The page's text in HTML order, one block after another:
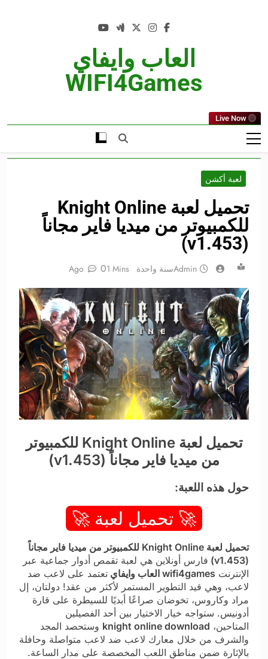
العاب وايفاي
WIFI4Games
Live Now
لعبة أكشن
تحميل لعبة Knight Online
للكمبيوتر من ميديا فاير مجاناً
(v1.453)
Adminسنة واحدة Ago 01 Mins
تحميل لعبة Knight Online للكمبيوتر
من ميديا فاير مجاناً (v1.453)
حول هذه اللعبة:
🚀 تحميل لعبة 🚀
تحميل لعبة Knight Online للكمبيوتر من ميديا فاير مجاناً
(v1.453)
فارس أونلاين هي لعبة تقمص أدوار جماعية عبر
الإنترنت wifi4games العاب وايفاي
تعتمد على لاعب ضد
لاعب، وهي قيد التطوير المستمر لأكثر من عقد! دولتان، إل
مراد وكاروس، تخوضان صراعًا أبديًا للسيطرة على قارة
أدونيس. ستواجه خيار الاختيار بين أحد الفصيلين
المتاحين، knight online download وستحصد المجد
والشرف من خلال معارك لاعب ضد لاعب متواصلة وحافلة
بالإثارة ضمن مناطق اللعب المخصصة على مدار الساعة.